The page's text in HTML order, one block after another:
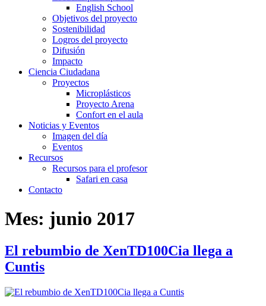
English School
Objetivos del proyecto
Sostenibilidad
Logros del proyecto
Difusión
Impacto
Ciencia Ciudadana
Proyectos
Microplásticos
Proyecto Arena
Confort en el aula
Noticias y Eventos
Imagen del día
Eventos
Recursos
Recursos para el profesor
Safari en casa
Contacto
Mes: junio 2017
El rebumbio de XenTD100Cia llega a
Cuntis